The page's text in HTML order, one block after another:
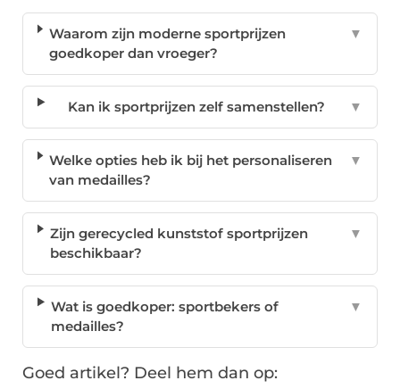
Waarom zijn moderne sportprijzen
goedkoper dan vroeger?
▼
Kan ik sportprijzen zelf samenstellen? ▼
Welke opties heb ik bij het personaliseren
van medailles?
▼
Zijn gerecycled kunststof sportprijzen
beschikbaar?
▼
Wat is goedkoper: sportbekers of
medailles?
▼
Goed artikel? Deel hem dan op: